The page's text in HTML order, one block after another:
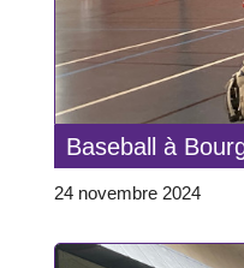
Baseball à
24 novembre 2024